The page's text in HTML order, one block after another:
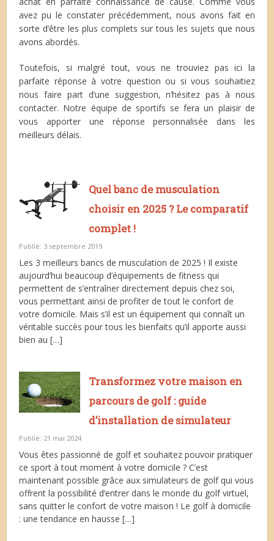
avez pu le constater précédemment, nous avons fait en
sorte d’être les plus complets sur tous les sujets que nous
avons abordés.
Toutefois, si malgré tout, vous ne trouviez pas ici la
parfaite réponse à votre question ou si vous souhaitiez
nous faire part d’une suggestion, n’hésitez pas à nous
contacter. Notre équipe de sportifs se fera un plaisir de
vous apporter une réponse personnalisée dans les
meilleurs délais.
Quel banc de musculation
choisir en 2025 ? Le comparatif
complet !
Publié: 3 septembre 2019
Les 3 meilleurs bancs de musculation de 2025 ! Il existe
aujourd’hui beaucoup d’équipements de fitness qui
permettent de s’entraîner directement depuis chez soi,
vous permettant ainsi de profiter de tout le confort de
votre domicile. Mais s’il est un équipement qui connaît un
véritable succès pour tous les bienfaits qu’il apporte aussi
bien au […]
Transformez votre maison en
parcours de golf : guide
d’installation de simulateur
Publié: 21 mai 2024
Vous êtes passionné de golf et souhaitez pouvoir pratiquer
ce sport à tout moment à votre domicile ? C’est
maintenant possible grâce aux simulateurs de golf qui vous
offrent la possibilité d’entrer dans le monde du golf virtuel,
sans quitter le confort de votre maison ! Le golf à domicile
: une tendance en hausse […]